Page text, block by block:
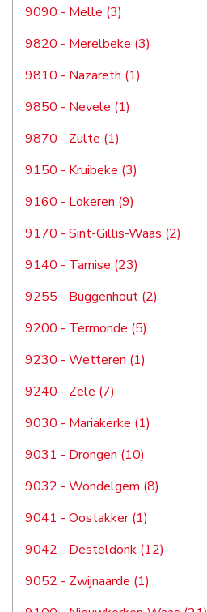
9090 - Melle (3)
9820 - Merelbeke (3)
9810 - Nazareth (1)
9850 - Nevele (1)
9870 - Zulte (1)
9150 - Kruibeke (3)
9160 - Lokeren (9)
9170 - Sint-Gillis-Waas (2)
9140 - Tamise (23)
9255 - Buggenhout (2)
9200 - Termonde (5)
9230 - Wetteren (1)
9240 - Zele (7)
9030 - Mariakerke (1)
9031 - Drongen (10)
9032 - Wondelgem (8)
9041 - Oostakker (1)
9042 - Desteldonk (12)
9052 - Zwijnaarde (1)